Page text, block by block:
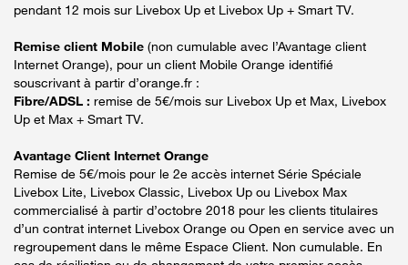
pendant 12 mois sur Livebox Up et Livebox Up + Smart TV.
Remise client Mobile (non cumulable avec l’Avantage client
Internet Orange), pour un client Mobile Orange identifié
souscrivant à partir d’orange.fr :
Fibre/ADSL : remise de 5€/mois sur Livebox Up et Max, Livebox
Up et Max + Smart TV.
Avantage Client Internet Orange
Remise de 5€/mois pour le 2e accès internet Série Spéciale
Livebox Lite, Livebox Classic, Livebox Up ou Livebox Max
commercialisé à partir d’octobre 2018 pour les clients titulaires
d’un contrat internet Livebox Orange ou Open en service avec un
regroupement dans le même Espace Client. Non cumulable. En